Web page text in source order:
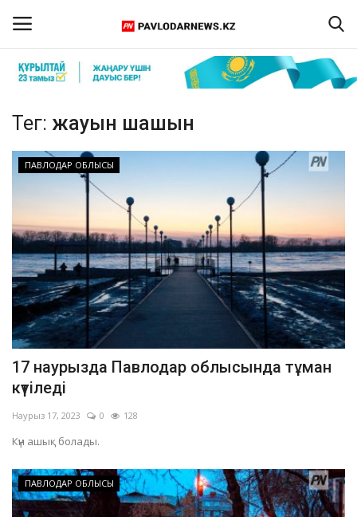
Тіркелу
Бізбен байланыс
ПАВЛОДАР ОБЛЫСЫ
ҚАЗАҚСТАН
ӘЛЕМ
Спорт
ОЙЫН-САУЫҚ
АРНАЙЫ ЖОБА
OFFICIAL
Құрылтай
Тег: жауын шашын
ПАВЛОДАР ОБЛЫСЫ
17 наурызда Павлодар облысында тұман
күтіледі
Наурыз 17, 2023 0 128
Күн ашық болады.
ПАВЛОДАР ОБЛЫСЫ